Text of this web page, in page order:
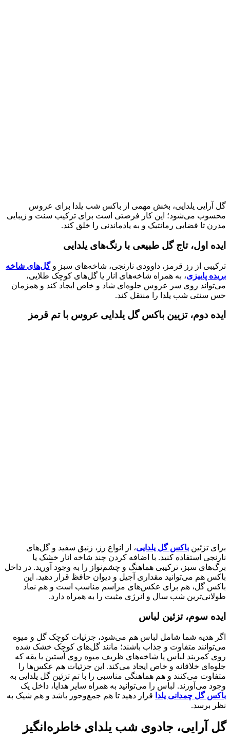
گل آرایی یلدایی، بخش مهمی از باکس شب یلدا برای عروس
محسوب می‌شود؛ این کار فرصتی است برای ترکیب سنت و زیبایی
مدرن تا فضایی رمانتیک و به ‌یادماندنی را خلق کند.
ایده اول، تاج گل طبیعی با رنگ‌های یلدایی
ترکیبی از رز قرمز، داوودی نارنجی، شاخه‌های سبز وگل‌های شاخه
بریده پاییزی، به همراه شاخه‌های انار یا گل‌های کوچک طلایی،
می‌تواند روی سر عروس جلوه‌ای شاد و خاص ایجاد کند و همزمان
حس سنتی شب یلدا را منتقل کند.
ایده دوم، تزیین باکس گل یلدایی عروس با تم قرمز
برای تزئین باکس گل یلدایی، از انواع رز، زنبق سفید و گل‌های
نارنجی استفاده کنید. با اضافه کردن چند شاخه انار خشک یا
برگ‌های سبز، ترکیبی هماهنگ و چشم‌نواز را به وجود آورید. در داخل
باکس هم می‌توانید مقداری آجیل و دیوان حافظ قرار دهید. این
باکس گل، هم برای عکس‌های مراسم مناسب است و هم نماد
طولانی‌ترین شب سال و انرژی مثبت را به همراه دارد.
ایده سوم، تزئین لباس
اگر هدیه شما شامل لباس هم می‌شود، جزئیات کوچک گل و میوه
می‌توانند متفاوت و جذاب باشند؛ مانند گل‌های کوچک خشک شده
روی کمربند لباس یا شاخه‌های ظریف میوه روی آستین یا یقه که
جلوه‌ای خلاقانه و خاص ایجاد می‌کند. این جزئیات هم عکس‌ها را
متفاوت می‌کنند و هم هماهنگی مناسبی را با تم تزئین گل یلدایی به
وجود می‌آورند. لباس را می‌توانید به همراه سایر هدایا، داخل یک
باکس گل چمدانی یلدا قرار دهید تا هم جمع‌وجور باشد و هم شیک به
نظر برسد.
گل آرایی، جادوی شب یلدای خاطره‌انگیز